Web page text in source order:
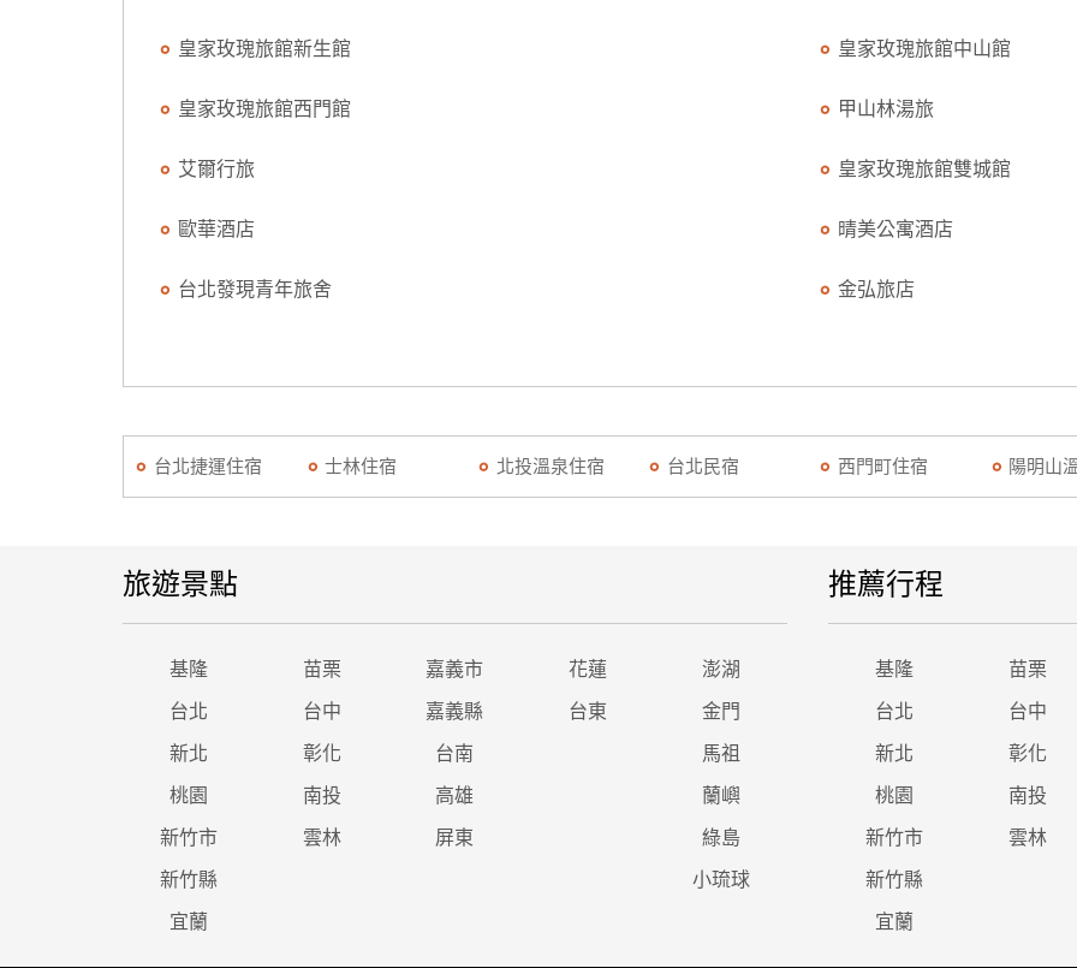
皇家玫瑰旅館新生館 皇家玫瑰旅館中山館
皇家玫瑰旅館西門館 甲山林湯旅
艾爾行旅 皇家玫瑰旅館雙城館
歐華酒店 晴美公寓酒店
台北發現青年旅舍 金弘旅店
台北捷運住宿 士林住宿 北投溫泉住宿 台北民宿 西門町住宿 陽明山
旅遊景點
基隆 苗栗 嘉義市 花蓮 澎湖
台北 台中 嘉義縣 台東 金門
新北 彰化 台南 馬祖
桃園 南投 高雄 蘭嶼
新竹市 雲林 屏東 綠島
新竹縣 小琉球
宜蘭
推薦行程
基隆 苗栗
台北 台中
新北 彰化
桃園 南投
新竹市 雲林
新竹縣
宜蘭